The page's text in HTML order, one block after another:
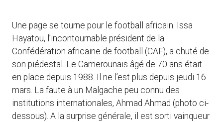
Une page se tourne pour le football africain. Issa
Hayatou, l’incontournable président de la
Confédération africaine de football (CAF), a chuté de
son piédestal. Le Camerounais âgé de 70 ans était
en place depuis 1988. Il ne l’est plus depuis jeudi 16
mars. La faute à un Malgache peu connu des
institutions internationales, Ahmad Ahmad (photo ci-
dessous). A la surprise générale, il est sorti vainqueur